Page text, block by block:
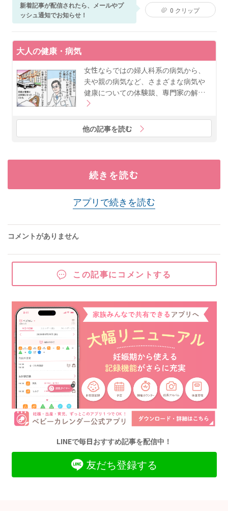
新着記事が配信されたら、メールやプ
ッシュ通知でお知らせ！
0 クリップ
大人の健康・病気
女性ならではの婦人科系の病気から、
夫や親の病気など、さまざまな病気や
健康についての体験談、専門家の解…
他の記事を読む
続きを読む
アプリで続きを読む
コメントがありません
この記事にコメントする
LINEで毎日おすすめ記事を配信中！
友だち登録する